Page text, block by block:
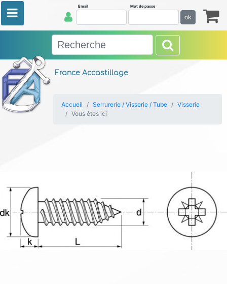
France Accastillage
Email Mot de passe
ok
Accueil Serrurerie / Visserie / Tube
Visserie
Vous êtes ici